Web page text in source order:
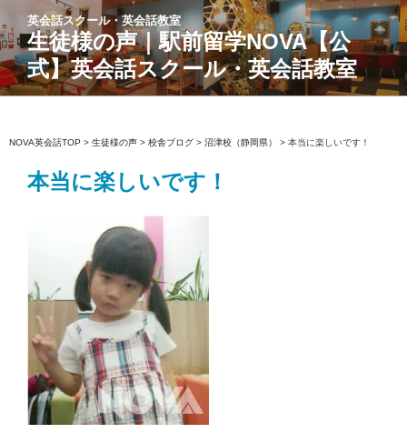
ン
テ
ン
ツ
ス
英会話スクール・英会話教室
生徒様の声｜駅前留学NOVA【公
式】英会話スクール・英会話教室
NOVA英会話TOP > 生徒様の声 > 校舎ブログ > 沼津校（静岡県） > 本当に楽しいです！
本当に楽しいです！